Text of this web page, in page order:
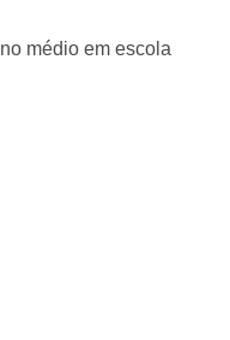
médio em escola